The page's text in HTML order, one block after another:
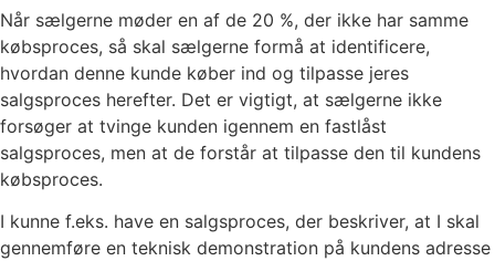
Når sælgerne møder en af de 20 %, der ikke har samme
købsproces, så skal sælgerne formå at identificere,
hvordan denne kunde køber ind og tilpasse jeres
salgsproces herefter. Det er vigtigt, at sælgerne ikke
forsøger at tvinge kunden igennem en fastlåst
salgsproces, men at de forstår at tilpasse den til kundens
købsproces.
I kunne f.eks. have en salgsproces, der beskriver, at I skal
gennemføre en teknisk demonstration på kundens adresse